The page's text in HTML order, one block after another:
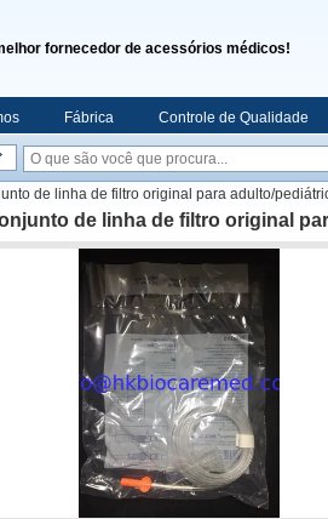
fornecedor de acessórios médicos!
Fábrica Controle de Qualidade
de linha de filtro original para adulto/
de linha de filtro original